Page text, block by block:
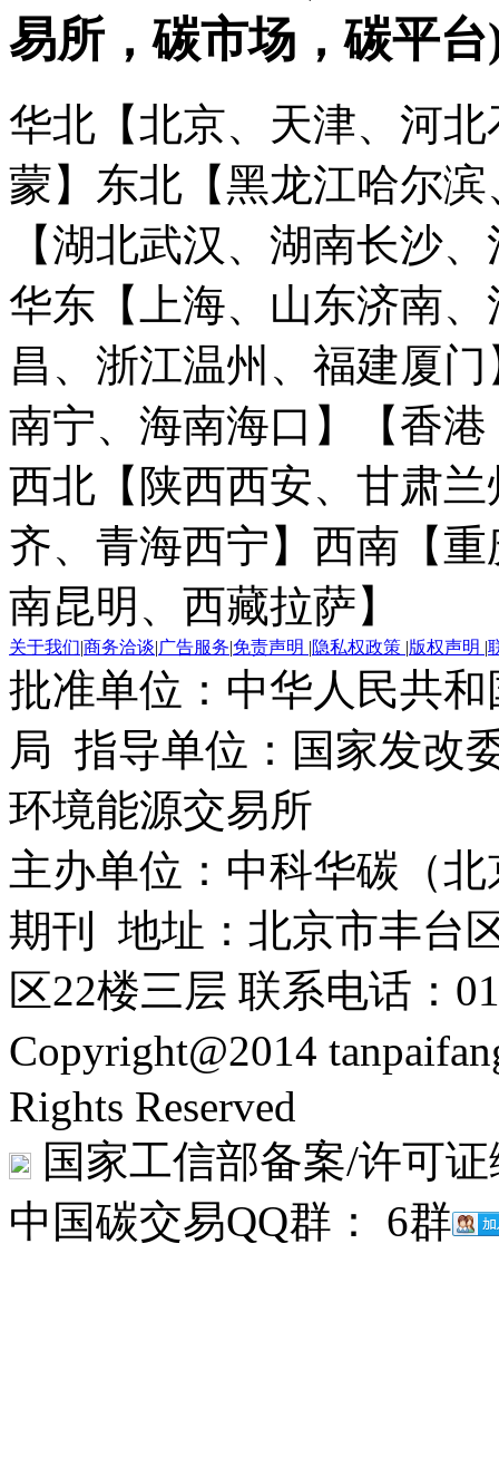
易所，碳市场，碳平台
华北【北京、天津、河
蒙】 东北【黑龙江哈尔
【湖北武汉、湖南长沙
华东【上海、山东济南
昌、浙江温州、福建厦门
南宁、海南海口】
【香
西北【陕西西安、甘肃
齐、青海西宁】 西南【
南昆明、西藏拉萨】
关于我们|商务洽谈|广告服务|免责声明 |隐私权政策 |版权声明 |
批准单位：中华人民共
局 指导单位：国家发改
环境能源交易所
主办单位：中科华碳（
期刊 地址：北京市丰台
区22楼三层 联系电话：
Copyright@2014
Rights Reserved
国家工信部备案/许可
中国碳交易QQ群： 6群